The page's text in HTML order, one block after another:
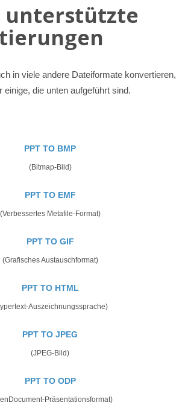
unterstützte
in viele andere Dateiformate konvertieren,
einige, die unten aufgeführt sind.
PPT TO BMP
(Bitmap-Bild)
PPT TO EMF
(Verbessertes Metafile-Format)
PPT TO GIF
(Grafisches Austauschformat)
PPT TO HTML
Auszeichnungssprache)
PPT TO JPEG
(JPEG-Bild)
PPT TO ODP
Präsentationsformat)